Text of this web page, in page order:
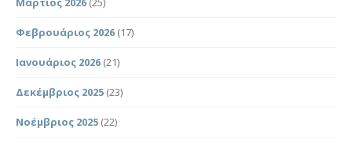
Φεβρουάριος 2026 (17)
Ιανουάριος 2026 (21)
Δεκέμβριος 2025 (23)
Νοέμβριος 2025 (22)